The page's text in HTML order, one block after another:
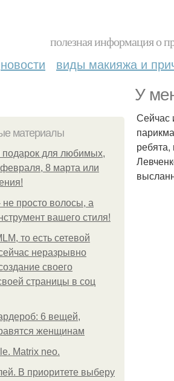
полезная информация о
новости виды макияжа и
У
материалы
для любимых,
февраля, 8 марта или
не просто волосы, а
вашего стиля!
то есть сетевой
неразрывно
своего
страницы в соц
6 вещей,
женщинам
Matrix neo.
В приоритете выберу
Сейчас